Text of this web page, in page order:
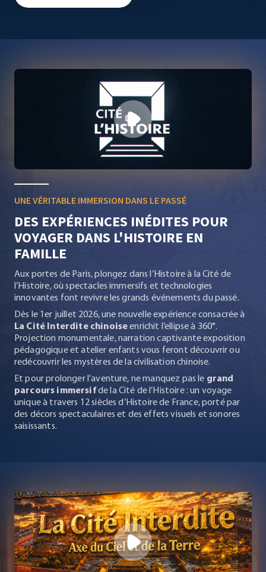
Play
UNE VÉRITABLE IMMERSION DANS LE PASSÉ
DES EXPÉRIENCES INÉDITES POUR
VOYAGER DANS L'HISTOIRE EN
FAMILLE
Aux portes de Paris, plongez dans l’Histoire à la Cité de
l’Histoire, où spectacles immersifs et technologies
innovantes font revivre les grands événements du passé.
Dès le 1er juillet 2026, une nouvelle expérience consacrée à
La Cité Interdite chinoiseenrichit l’ellipse à 360°.
Projection monumentale, narration captivante exposition
pédagogique et atelier enfants vous feront découvrir ou
redécouvrir les mystères de la civilisation chinoise.
Et pour prolonger l’aventure, ne manquez pas le grand
parcours immersifde la Cité de l’Histoire : un voyage
unique à travers 12 siècles d’Histoire de France, porté par
des décors spectaculaires et des effets visuels et sonores
saisissants.
Play